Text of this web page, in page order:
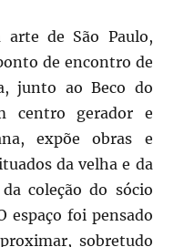
arte de São Paulo,
de encontro de
junto ao Beco do
centro gerador e
expõe obras e
da velha e da
coleção do sócio
espaço foi pensado
sobretudo